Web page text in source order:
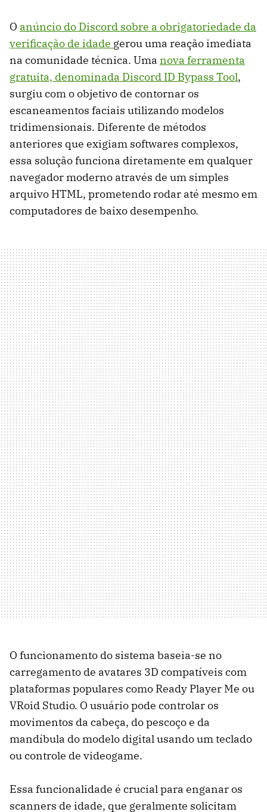
O anúncio do Discord sobre a obrigatoriedade da
verificação de idade gerou uma reação imediata
na comunidade técnica. Uma nova ferramenta
gratuita, denominada Discord ID Bypass Tool,
surgiu com o objetivo de contornar os
escaneamentos faciais utilizando modelos
tridimensionais. Diferente de métodos
anteriores que exigiam softwares complexos,
essa solução funciona diretamente em qualquer
navegador moderno através de um simples
arquivo HTML, prometendo rodar até mesmo em
computadores de baixo desempenho.
O funcionamento do sistema baseia-se no
carregamento de avatares 3D compatíveis com
plataformas populares como Ready Player Me ou
VRoid Studio. O usuário pode controlar os
movimentos da cabeça, do pescoço e da
mandíbula do modelo digital usando um teclado
ou controle de videogame.
Essa funcionalidade é crucial para enganar os
scanners de idade, que geralmente solicitam